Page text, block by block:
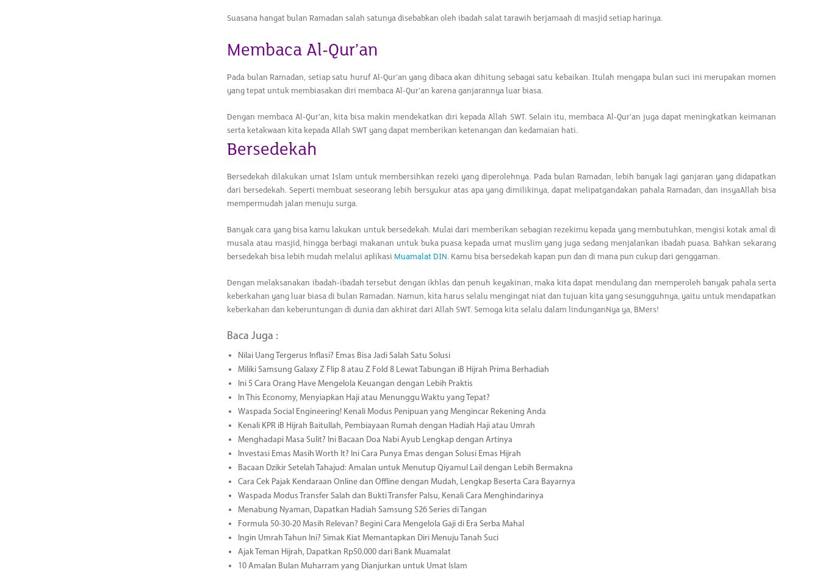
Suasana hangat bulan Ramadan salah satunya disebabkan oleh ibadah salat tarawih berjamaah di masjid setiap harinya.
Membaca Al-Qur’an
Pada bulan Ramadan, setiap satu huruf Al-Qur'an yang dibaca akan dihitung sebagai satu kebaikan. Itulah mengapa bulan suci ini merupakan momen
yang tepat untuk membiasakan diri membaca Al-Qur'an karena ganjarannya luar biasa.
Dengan membaca Al-Qur'an, kita bisa makin mendekatkan diri kepada Allah SWT. Selain itu, membaca Al-Qur'an juga dapat meningkatkan keimanan
serta ketakwaan kita kepada Allah SWT yang dapat memberikan ketenangan dan kedamaian hati.
Bersedekah
Bersedekah dilakukan umat Islam untuk membersihkan rezeki yang diperolehnya. Pada bulan Ramadan, lebih banyak lagi ganjaran yang didapatkan
dari bersedekah. Seperti membuat seseorang lebih bersyukur atas apa yang dimilikinya, dapat melipatgandakan pahala Ramadan, dan insyaAllah bisa
mempermudah jalan menuju surga.
Banyak cara yang bisa kamu lakukan untuk bersedekah. Mulai dari memberikan sebagian rezekimu kepada yang membutuhkan, mengisi kotak amal di
musala atau masjid, hingga berbagi makanan untuk buka puasa kepada umat muslim yang juga sedang menjalankan ibadah puasa. Bahkan sekarang
bersedekah bisa lebih mudah melalui aplikasi Muamalat DIN. Kamu bisa bersedekah kapan pun dan di mana pun cukup dari genggaman.
Dengan melaksanakan ibadah-ibadah tersebut dengan ikhlas dan penuh keyakinan, maka kita dapat mendulang dan memperoleh banyak pahala serta
keberkahan yang luar biasa di bulan Ramadan. Namun, kita harus selalu mengingat niat dan tujuan kita yang sesungguhnya, yaitu untuk mendapatkan
keberkahan dan keberuntungan di dunia dan akhirat dari Allah SWT. Semoga kita selalu dalam lindunganNya ya, BMers!
Baca Juga :
Nilai Uang Tergerus Inflasi? Emas Bisa Jadi Salah Satu Solusi
Miliki Samsung Galaxy Z Flip 8 atau Z Fold 8 Lewat Tabungan iB Hijrah Prima Berhadiah
Ini 5 Cara Orang Have Mengelola Keuangan dengan Lebih Praktis
In This Economy, Menyiapkan Haji atau Menunggu Waktu yang Tepat?
Waspada Social Engineering! Kenali Modus Penipuan yang Mengincar Rekening Anda
Kenali KPR iB Hijrah Baitullah, Pembiayaan Rumah dengan Hadiah Haji atau Umrah
Menghadapi Masa Sulit? Ini Bacaan Doa Nabi Ayub Lengkap dengan Artinya
Investasi Emas Masih Worth It? Ini Cara Punya Emas dengan Solusi Emas Hijrah
Bacaan Dzikir Setelah Tahajud: Amalan untuk Menutup Qiyamul Lail dengan Lebih Bermakna
Cara Cek Pajak Kendaraan Online dan Offline dengan Mudah, Lengkap Beserta Cara Bayarnya
Waspada Modus Transfer Salah dan Bukti Transfer Palsu, Kenali Cara Menghindarinya
Menabung Nyaman, Dapatkan Hadiah Samsung S26 Series di Tangan
Formula 50-30-20 Masih Relevan? Begini Cara Mengelola Gaji di Era Serba Mahal
Ingin Umrah Tahun Ini? Simak Kiat Memantapkan Diri Menuju Tanah Suci
Ajak Teman Hijrah, Dapatkan Rp50.000 dari Bank Muamalat
10 Amalan Bulan Muharram yang Dianjurkan untuk Umat Islam